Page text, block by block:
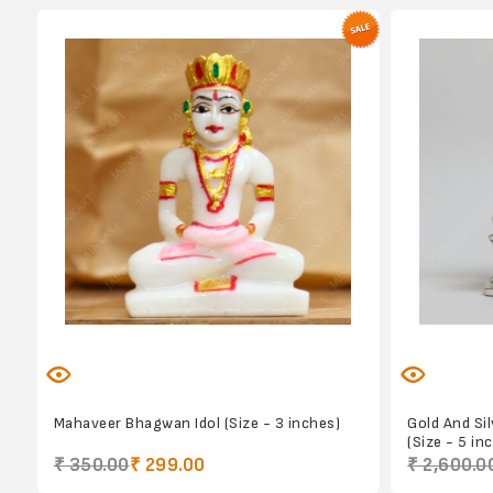
Mahaveer Bhagwan Idol (Size - 3 inches)
₹ 350.00₹ 299.00
Gold And
(Size - 5
₹